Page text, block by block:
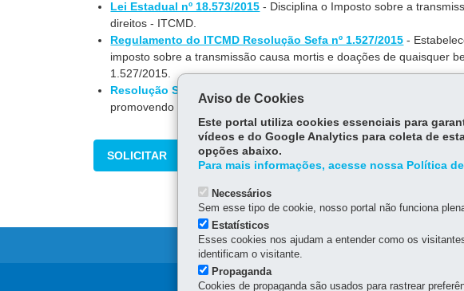
Lei Estadual nº 18.573/2015 - Disciplina o Imposto sobre a
direitos - ITCMD.
Regulamento do ITCMD Resolução Sefa nº 1.527/2015 -
imposto sobre a transmissão causa mortis e doações de quaisquer
1.527/2015.
Resolução SEFA nº 946/2025
promovendo ajustes nos procedimentos administrativos relativos ao
SOLICITAR
Aviso de Cookies
Este portal utiliza cookies essenciais para
vídeos e do Google Analytics para coleta de
opções abaixo.
Para mais informações, acesse nossa Política
Necessários
Sem esse tipo de cookie, nosso portal não funciona
Estatísticos
Esses cookies nos ajudam a entender como os
identificam o visitante.
Propaganda
Cookies de propaganda são usados para rastrear